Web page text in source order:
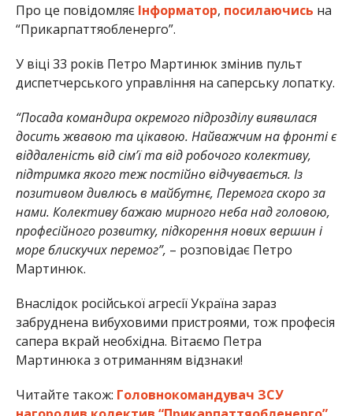
Про це повідомляє Інформатор, посилаючись на
“Прикарпаттяобленерго”.
У віці 33 років Петро Мартинюк змінив пульт
диспетчерського управління на саперську лопатку.
“Посада командира окремого підрозділу виявилася
досить жвавою та цікавою. Найважчим на фронті є
віддаленість від сім’ї та від робочого колективу,
підтримка якого теж постійно відчувається. Із
позитивом дивлюсь в майбутнє, Перемога скоро за
нами. Колективу бажаю мирного неба над головою,
професійного розвитку, підкорення нових вершин і
море блискучих перемог”, – розповідає Петро
Мартинюк.
Внаслідок російської агресії Україна зараз
забруднена вибуховими пристроями, тож професія
сапера вкрай необхідна. Вітаємо Петра
Мартинюка з отриманням відзнаки!
Читайте також: Головнокомандувач ЗСУ